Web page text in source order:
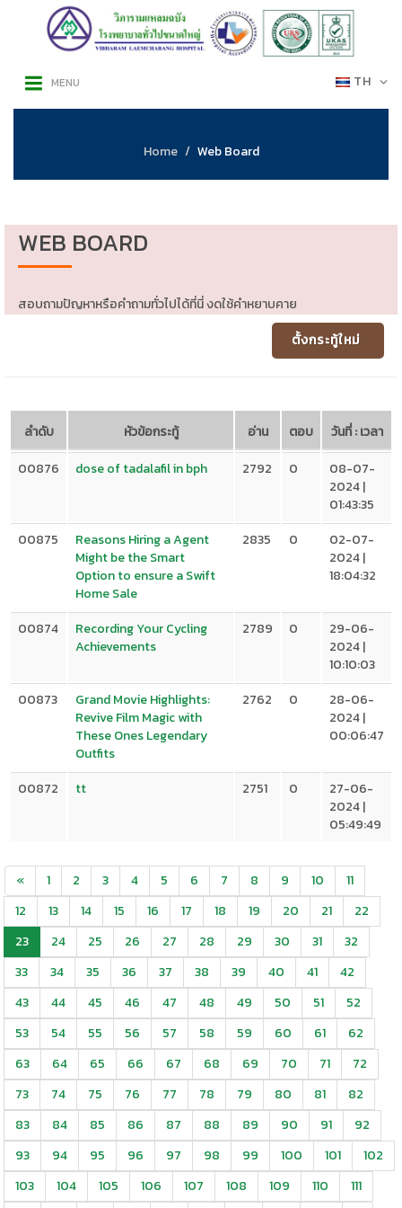
TH
MENU
Home Web Board
WEB BOARD
สอบถามปัญหาหรือคำถามทั่วไปได้ที่นี่ งดใช้คำหยาบคาย
ตั้งกระทู้ใหม่
ลำดับ หัวข้อกระทู้ อ่าน ตอบ
วันที่ : เวลา
00876
dose of tadalafil in bph 2792 0
08-07-
2024 |
01:43:35
00875
Reasons Hiring a Agent
Might be the Smart
Option to ensure a Swift
Home Sale
2835 0
02-07-
2024 |
18:04:32
00874
Recording Your Cycling
Achievements
2789 0
29-06-
2024 |
10:10:03
00873
Grand Movie Highlights:
Revive Film Magic with
These Ones Legendary
Outfits
2762 0
28-06-
2024 |
00:06:47
00872 tt 2751 0
27-06-
2024 |
05:49:49
« 1 2 3 4 5 6 7 8 9 10
11
12
13 14 15 16 17 18 19 20 21
22
23
24 25 26 27 28 29 30 31
32
33
34 35 36 37 38 39 40 41
42
43
44 45 46 47 48 49 50 51
52
53
54 55 56 57 58 59 60 61
62
63
64 65 66 67 68 69 70 71
72
73
74 75 76 77 78 79 80 81
82
83
84 85 86 87 88 89 90 91
92
93
94 95 96 97 98 99 100 101
102
103
104 105 106 107 108 109 110
111